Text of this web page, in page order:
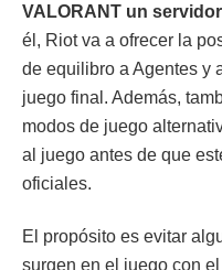
VALORANT un
él, Riot va a ofrecer la
de equilibro a Agentes y
juego final. Además,
modos de juego
al juego antes de que
oficiales.
El propósito es evitar
surgen en el juego con